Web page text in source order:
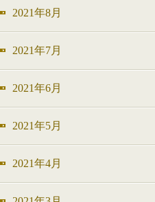
2021年8月
2021年7月
2021年6月
2021年5月
2021年4月